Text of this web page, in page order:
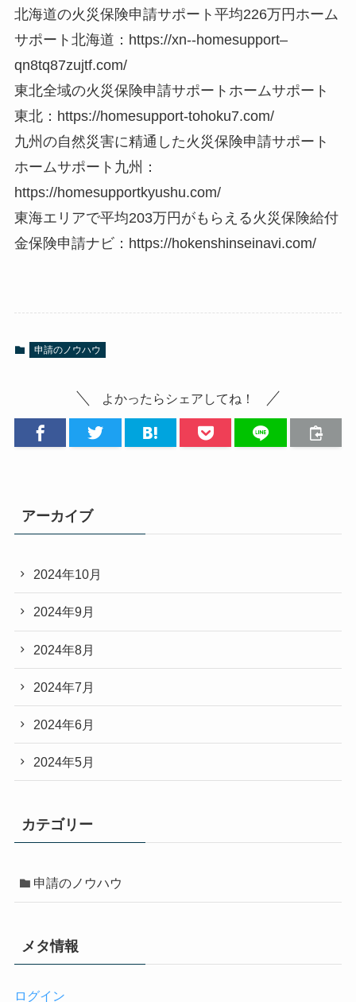
北海道の火災保険申請サポート平均226万円ホーム
サポート北海道：https://xn--homesupport–
qn8tq87zujtf.com/
東北全域の火災保険申請サポートホームサポート
東北：https://homesupport-tohoku7.com/
九州の自然災害に精通した火災保険申請サポート
ホームサポート九州：
https://homesupportkyushu.com/
東海エリアで平均203万円がもらえる火災保険給付
金保険申請ナビ：https://hokenshinseinavi.com/
申請のノウハウ
よかったらシェアしてね！
アーカイブ
2024年10月
2024年9月
2024年8月
2024年7月
2024年6月
2024年5月
カテゴリー
申請のノウハウ
メタ情報
ログイン